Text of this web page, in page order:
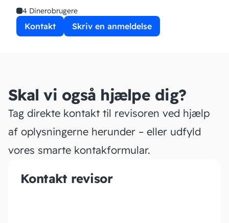
4 Dinerobrugere
Kontakt Skriv en anmeldelse
Skal vi også hjælpe dig?
Tag direkte kontakt til revisoren ved hjælp
af oplysningerne herunder – eller udfyld
vores smarte kontakformular.
Kontakt revisor